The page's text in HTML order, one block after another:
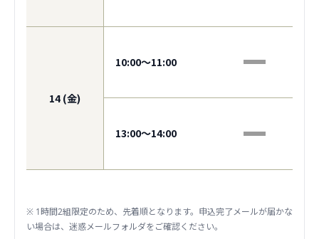
14 (金)
10:00〜11:00
13:00〜14:00
※ 1時間2組限定のため、先着順となります。申込完了メールが届かな
い場合は、迷惑メールフォルダをご確認ください。